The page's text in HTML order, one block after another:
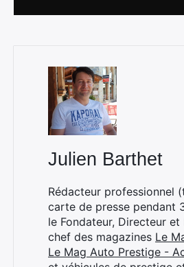
Julien Barthet
Rédacteur professionnel
carte de presse pendant
le Fondateur, Directeur et
chef des magazines Le
Le Mag Auto Prestige -